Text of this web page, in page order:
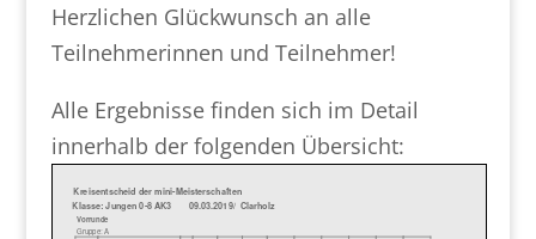
Herzlichen Glückwunsch an alle
Teilnehmerinnen und Teilnehmer!
Alle Ergebnisse finden sich im Detail
innerhalb der folgenden Übersicht: